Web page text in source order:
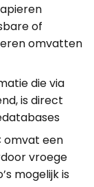
of
omvatten
die via
is direct
omvat een
vroege
mogelijk is